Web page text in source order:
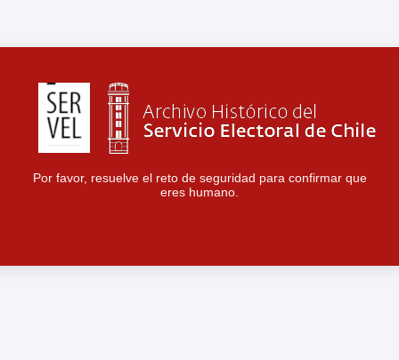
Por favor, resuelve el reto de seguridad para confirmar que
eres humano.